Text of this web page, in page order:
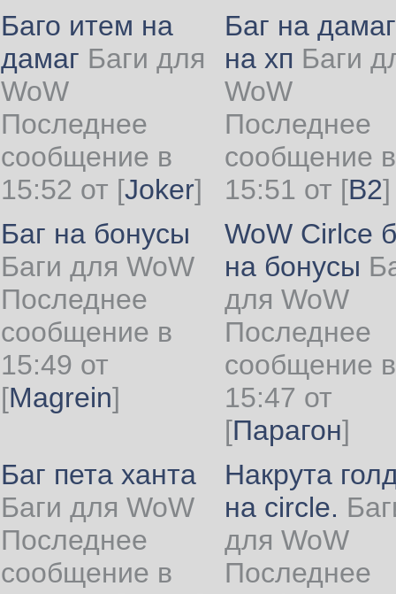
Баго итем на
дамаг Баги для
WoW
Последнее
сообщение в
15:52 от [Joker]
Баг на
на хп Баги
WoW
Последнее
сообщение в
15:51 от [B2]
Баг на бонусы
Баги для WoW
Последнее
сообщение в
15:49 от
[Magrein]
WoW Cirlce
на бонусы
для WoW
Последнее
сообщение в
15:47 от
[Парагон]
Баг пета ханта
Баги для WoW
Последнее
сообщение в
Накрута
на circle.
для WoW
Последнее